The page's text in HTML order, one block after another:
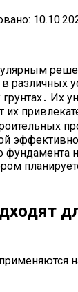
различных
Их
их
фундамента